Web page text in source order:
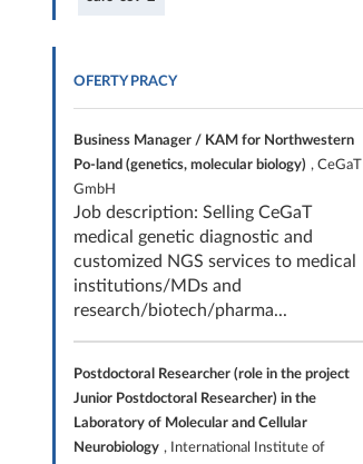
OFERTY PRACY
Business Manager / KAM for Northwestern
Po-land (genetics, molecular biology) , CeGaT
GmbH
Job description: Selling CeGaT
medical genetic diagnostic and
customized NGS services to medical
institutions/MDs and
research/biotech/pharma...
Postdoctoral Researcher (role in the project
Junior Postdoctoral Researcher) in the
Laboratory of Molecular and Cellular
Neurobiology , International Institute of